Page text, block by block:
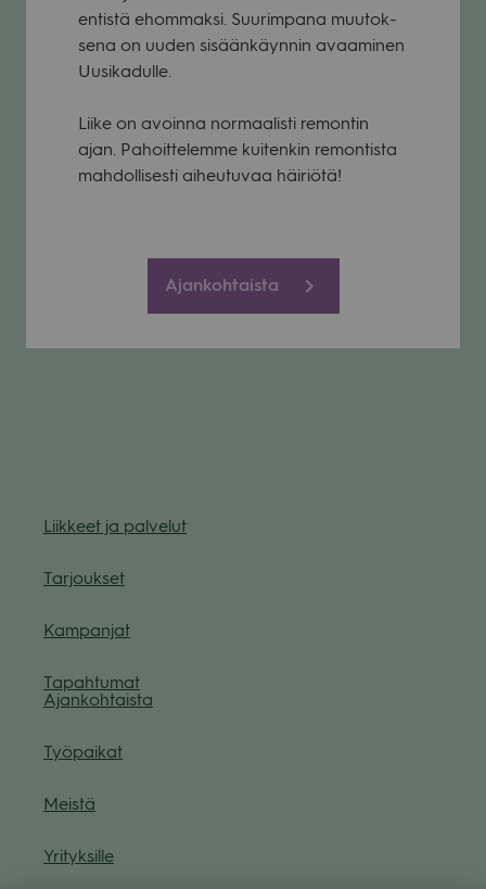
entistä ehom­maksi. Suu­rim­pana muu­tok­
sena on uuden sisään­käyn­nin avaa­mi­nen
Uusi­ka­dulle.
Liike on avoinna nor­maa­listi remon­tin
ajan. Pahoit­te­lemme kui­ten­kin remon­tista
mah­dol­li­sesti aiheu­tu­vaa häi­riötä!
Ajankohtaista
Liik­keet ja pal­ve­lut
Tar­jouk­set
Kam­pan­jat
Tapah­tu­mat
Ajan­koh­taista
Työ­pai­kat
Meistä
Yri­tyk­sille